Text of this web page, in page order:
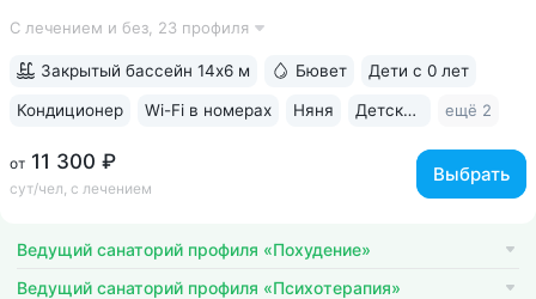
положительные. Многие гости отмечают, что санаторий
С лечением и без, 23 профиля
от 11 300 ₽
сут/чел, с лечением
Выбрать
Закрытый бассейн 14х6 м Бювет Дети с 0 лет
Кондиционер Wi-Fi в номерах Няня Детская комната ещё 2
Ведущий санаторий профиля «Похудение»
Ведущий санаторий профиля «Психотерапия»